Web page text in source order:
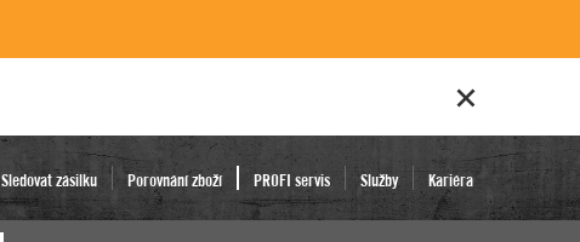
Sledovat zásilku Porovnání zboží PROFI servis Služby Kariéra